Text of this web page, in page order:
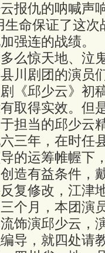
报仇的呐喊声
生命保证了这
强连的战绩。
惊天地、泣
剧团的演员们
《邱少云》初
取得实效。但
担当的邱少云
年，在时任县
的运筹帷幄下
造有益条件，
复修改，江津
个月，本团演
饰演邱少云，
导，就四处请